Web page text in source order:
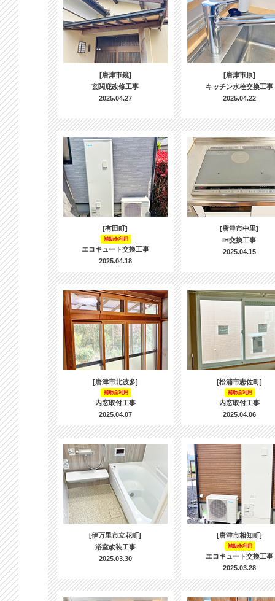
[唐津市鏡]
玄関庇改修工事
2025.04.27
[唐津市原]
キッチン水栓交換工事
2025.04.22
[有田町]
補助金利用
エコキュート交換工事
2025.04.18
[唐津市中里]
IH交換工事
2025.04.15
[唐津市北波多]
補助金利用
内窓取付工事
2025.04.07
[松浦市志佐町]
補助金利用
内窓取付工事
2025.04.06
[伊万里市立花町]
浴室改装工事
2025.03.30
[唐津市相知町]
補助金利用
エコキュート交換工事
2025.03.28